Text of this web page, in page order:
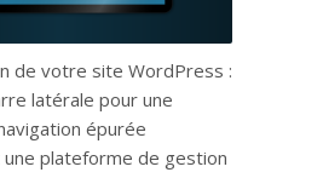
de votre site WordPress :
latérale pour une
épurée
plateforme de gestion